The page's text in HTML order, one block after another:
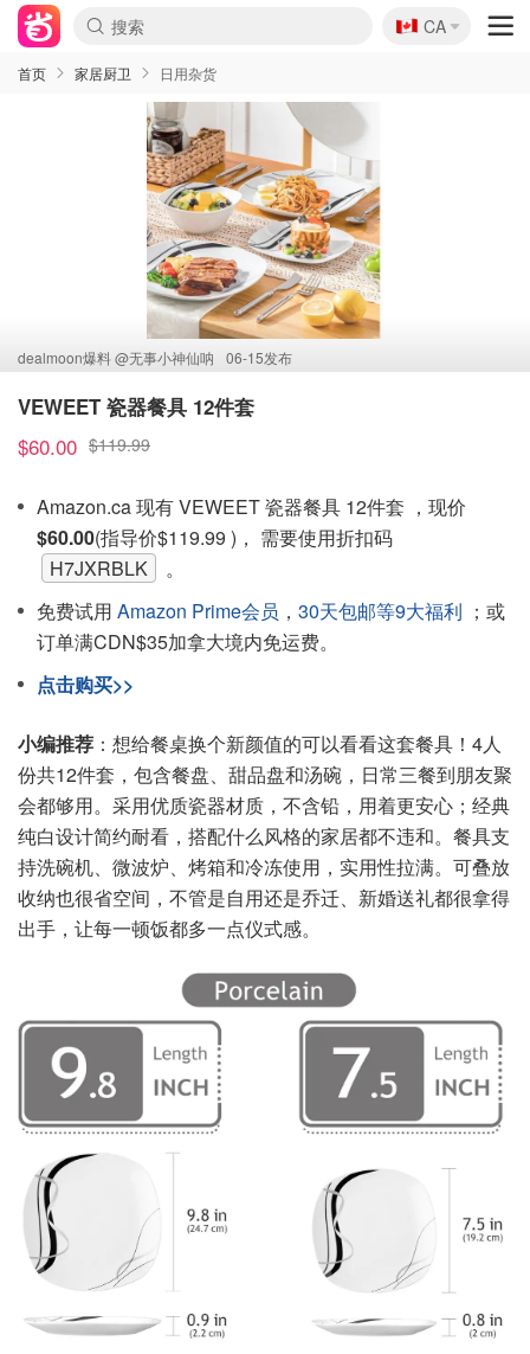
🇨🇦
CA
首页 家居厨卫 日用杂货
dealmoon爆料 @无事小神仙呐 06-15发布
VEWEET 瓷器餐具 12件套
$60.00 $119.99
Amazon.ca 现有 VEWEET 瓷器餐具 12件套 ，现价
$60.00(指导价$119.99 )， 需要使用折扣码
H7JXRBLK
。
免费试用 Amazon Prime会员 ， 30天包邮等9大福利 ；或
订单满CDN$35加拿大境内免运费。
点击购买>>
小编推荐 ：想给餐桌换个新颜值的可以看看这套餐具！4人
份共12件套，包含餐盘、甜品盘和汤碗，日常三餐到朋友聚
会都够用。采用优质瓷器材质，不含铅，用着更安心；经典
纯白设计简约耐看，搭配什么风格的家居都不违和。餐具支
持洗碗机、微波炉、烤箱和冷冻使用，实用性拉满。可叠放
收纳也很省空间，不管是自用还是乔迁、新婚送礼都很拿得
出手，让每一顿饭都多一点仪式感。